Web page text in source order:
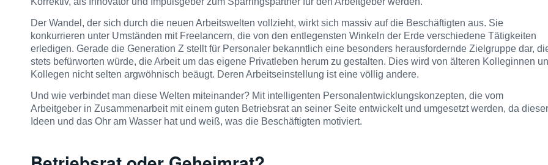
Der Wandel, der sich durch die neuen Arbeitswelten vollzieht, wirkt sich massiv auf die Beschäftigten aus. Sie
konkurrieren unter Umständen mit Freelancern, die von den entlegensten Winkeln der Erde verschiedene Tätigkeiten
erledigen. Gerade die Generation Z stellt für Personaler bekanntlich eine besonders herausfordernde Zielgruppe dar,
stets befürworten würde, die Arbeit um das eigene Privatleben herum zu gestalten. Dies wird von älteren Kolleginnen
Kollegen nicht selten argwöhnisch beäugt. Deren Arbeitseinstellung ist eine völlig andere.
Und wie verbindet man diese Welten miteinander? Mit intelligenten Personalentwicklungskonzepten, die vom
Arbeitgeber in Zusammenarbeit mit einem guten Betriebsrat an seiner Seite entwickelt und umgesetzt werden, da dieser
Ideen und das Ohr am Wasser hat und weiß, was die Beschäftigten motiviert.